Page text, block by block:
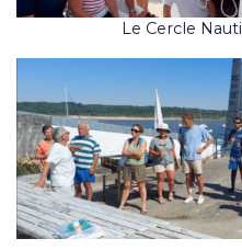
Le Cercle